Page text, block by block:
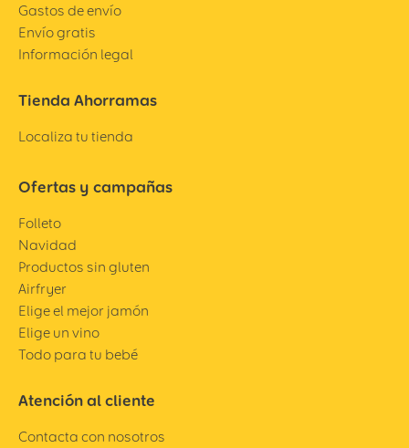
Gastos de envío
Envío gratis
Información legal
Tienda Ahorramas
Localiza tu tienda
Ofertas y campañas
Folleto
Navidad
Productos sin gluten
Airfryer
Elige el mejor jamón
Elige un vino
Todo para tu bebé
Atención al cliente
Contacta con nosotros